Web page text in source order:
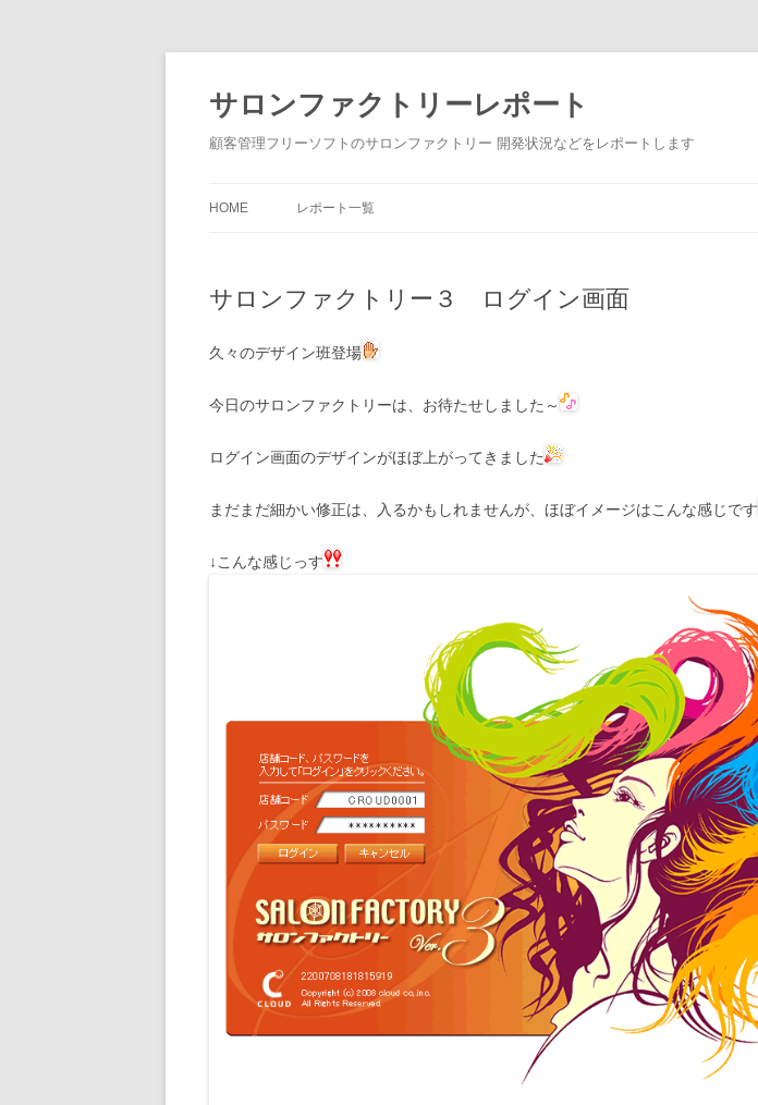
サロンファクトリーレポート
顧客管理フリーソフトのサロンファクトリー 開発状況などをレポートします
HOME レポート一覧
サロンファクトリー３ ログイン画面
久々のデザイン班登場
今日のサロンファクトリーは、お待たせしました～
ログイン画面のデザインがほぼ上がってきました
まだまだ細かい修正は、入るかもしれませんが、ほぼイメージはこんな感じです
↓こんな感じっす